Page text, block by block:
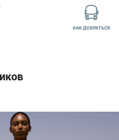
КАК ДОБРАТЬСЯ